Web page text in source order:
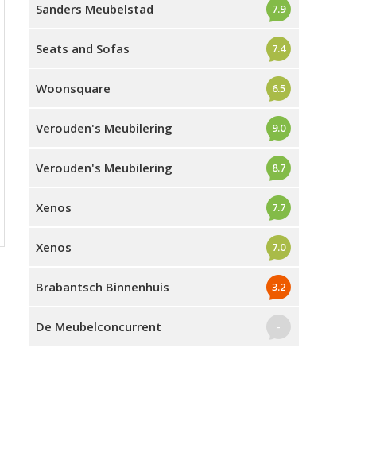
Sanders Meubelstad 7.9
Seats and Sofas 7.4
Woonsquare 6.5
Verouden's Meubilering 9.0
Verouden's Meubilering 8.7
Xenos 7.7
Xenos 7.0
Brabantsch Binnenhuis 3.2
De Meubelconcurrent -